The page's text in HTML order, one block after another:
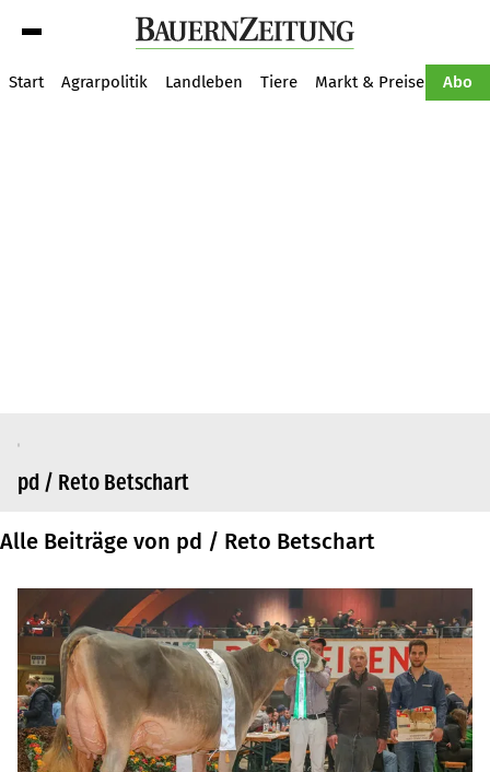
Start Agrarpolitik Landleben Tiere Markt & Preise Abo
pd / Reto Betschart
Alle Beiträge von pd / Reto Betschart